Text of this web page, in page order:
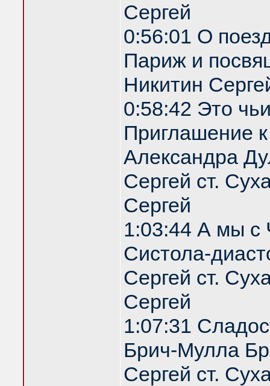
Сергей
0:56:01 О
Париж и
Никитин
0:58:42 Это
Приглашение
Александра
Сергей ст.
Сергей
1:03:44 А мы с
Систола-
Сергей ст.
Сергей
1:07:31
Брич-Мулла
Сергей ст.